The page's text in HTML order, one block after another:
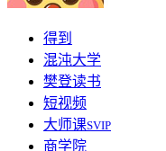
得到
混沌大学
樊登读书
短视频
大师课SVIP
商学院